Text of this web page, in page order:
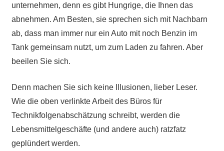
unternehmen, denn es gibt Hungrige, die Ihnen das
abnehmen. Am Besten, sie sprechen sich mit Nachbarn
ab, dass man immer nur ein Auto mit noch Benzin im
Tank gemeinsam nutzt, um zum Laden zu fahren. Aber
beeilen Sie sich.
Denn machen Sie sich keine Illusionen, lieber Leser.
Wie die oben verlinkte Arbeit des Büros für
Technikfolgenabschätzung schreibt, werden die
Lebensmittelgeschäfte (und andere auch) ratzfatz
geplündert werden.